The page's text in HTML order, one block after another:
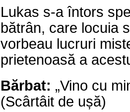
Lukas s-a întors
bătrân, care locuia
vorbeau lucruri
prietenoasă a
Bărbat: „Vino cu
(Scârtâit de ușă)